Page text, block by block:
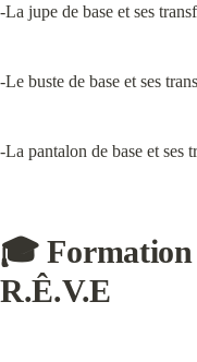
-La jupe de base et ses
-Le buste de base et ses
-La pantalon de base et ses
🎓 Formation
R.Ê.V.E